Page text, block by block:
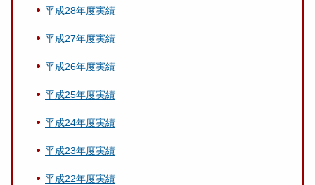
平成28年度実績
平成27年度実績
平成26年度実績
平成25年度実績
平成24年度実績
平成23年度実績
平成22年度実績